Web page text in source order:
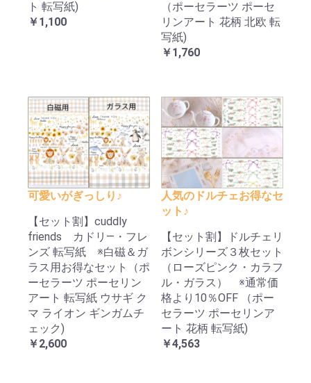
ト 転写紙)
￥1,100
（ポーセラーツ ポーセ
リンアート 花柄 北欧 転
写紙)
￥1,760
可愛いがぎっしり♪
【セット割】cuddly
friends カドリ―・フレ
ンズ 転写紙 ※白磁＆ガ
ラス用お得なセット（ポ
ーセラーツ ポーセリン
アート 転写紙 ウサギ ク
マ ライオン ギンガムチ
ェック)
￥2,600
人気のドルチェお得なセ
ット♪
【セット割】ドルチェリ
ボンシリーズ３枚セット
（ローズピンク・カラフ
ル・ガラス） ※通常価
格より10％OFF （ポー
セラーツ ポーセリンア
ート 花柄 転写紙)
￥4,563